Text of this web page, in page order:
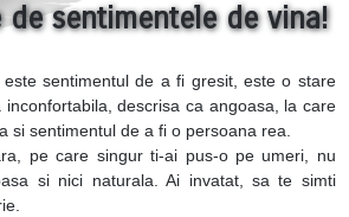
de sentimentele de vina!
este sentimentul de a fi gresit, este o stare
inconfortabila, descrisa ca angoasa, la care
si sentimentul de a fi o persoana rea.
pe care singur ti-ai pus-o pe umeri, nu
si nici naturala. Ai invatat, sa te simti